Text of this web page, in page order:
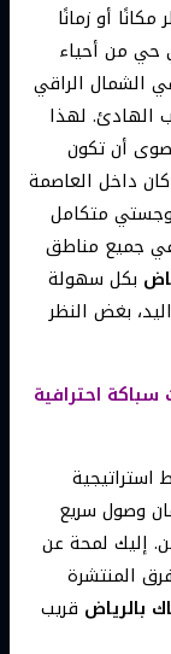
أو زمانًا
من أحياء
الشمال الراقي
الهادئ. لهذا
أن تكون
داخل العاصمة
متكامل
جميع مناطق
بكل سهولة
بغض النظر
احترافية
استراتيجية
وصول سريع
إليك لمحة عن
المنتشرة
بالرياض قريب